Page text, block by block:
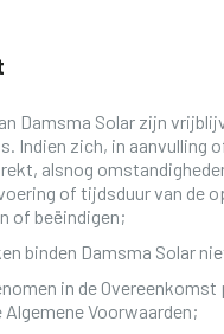
Damsma Solar zijn
Indien zich, in
alsnog
of tijdsduur van de
of beëindigen;
binden Damsma Solar
in de
Voorwaarden;